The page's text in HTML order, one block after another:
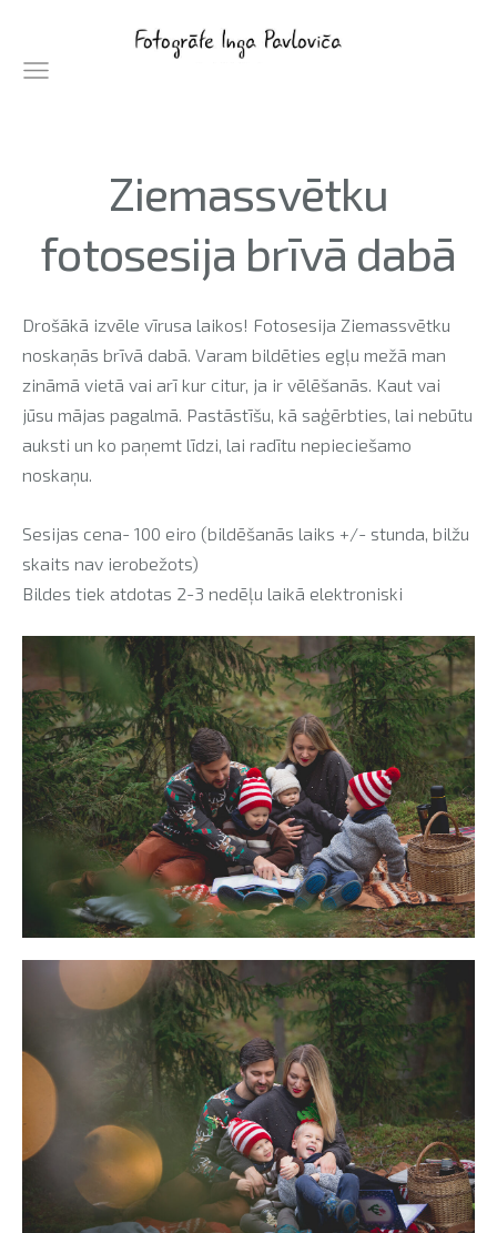
Ziemassvētku
fotosesija brīvā dabā
Drošākā izvēle vīrusa laikos! Fotosesija Ziemassvētku
noskaņās brīvā dabā. Varam bildēties egļu mežā man
zināmā vietā vai arī kur citur, ja ir vēlēšanās. Kaut vai
jūsu mājas pagalmā. Pastāstīšu, kā saģērbties, lai nebūtu
auksti un ko paņemt līdzi, lai radītu nepieciešamo
noskaņu.
Sesijas cena- 100 eiro (bildēšanās laiks +/- stunda, bilžu
skaits nav ierobežots)
Bildes tiek atdotas 2-3 nedēļu laikā elektroniski